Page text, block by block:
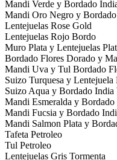
Mandi Verde y Bordado
Mandi Oro Negro y
Lentejuelas Rose Gold
Lentejuelas Rojo Bordo
Muro Plata y Lentejuelas
Bordado Flores Dorado y
Mandi Uva y Tul Bordado
Suizo Turquesa y Lentejuela
Suizo Aqua y Bordado India
Mandi Esmeralda y
Mandi Fucsia y Bordado
Mandi Salmon Plata y
Tafeta Petroleo
Tul Petroleo
Lentejuelas Gris Tormenta